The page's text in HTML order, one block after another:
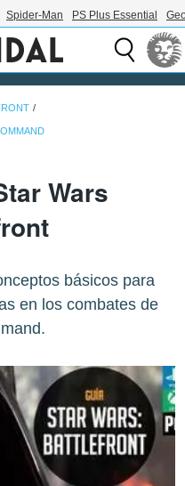
Spider-Man PS Plus Essential
Wars
básicos para
en los combates de